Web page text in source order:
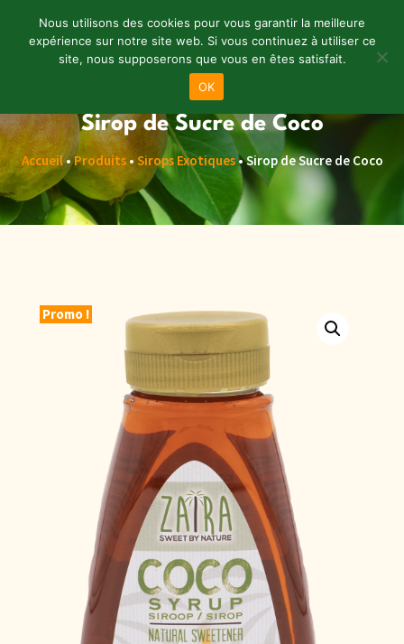
Sirop de Sucre de Coco
Accueil•Produits• Sirops Exotiques•Sirop de Sucre de Coco
Promo !
Nous utilisons des cookies pour vous garantir la meilleure
expérience sur notre site web. Si vous continuez à utiliser ce
site, nous supposerons que vous en êtes satisfait.
OK